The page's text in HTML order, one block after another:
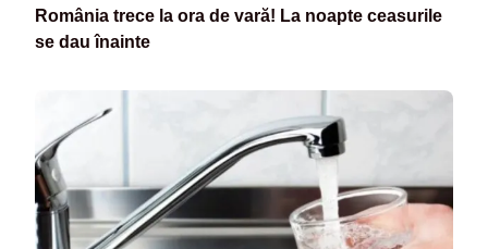
România trece la ora de vară! La noapte ceasurile
se dau înainte